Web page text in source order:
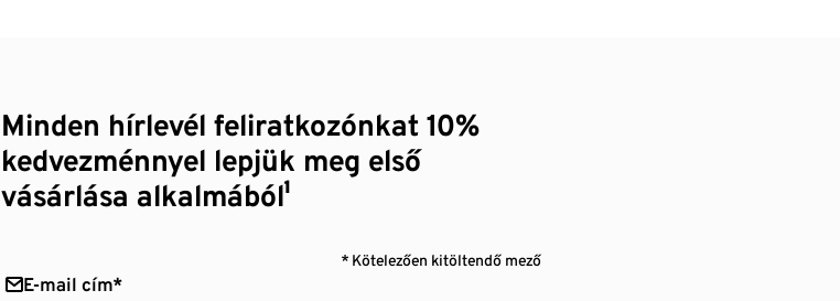
Minden hírlevél feliratkozónkat 10%
kedvezménnyel lepjük meg első
vásárlása alkalmából¹
* Kötelezően kitöltendő mező
E-mail cím*